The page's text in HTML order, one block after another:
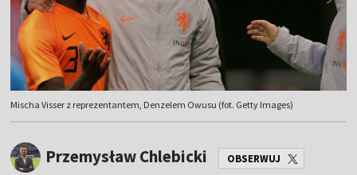
Mischa Visser z reprezentantem, Denzelem Owusu (fot. Getty Images)
Przemysław Chlebicki OBSERWUJ